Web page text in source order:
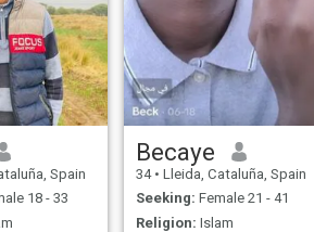
Spain
18 - 33
Becaye
34 • Lleida, Cataluña, Spain
Seeking: Female 21 - 41
Religion: Islam